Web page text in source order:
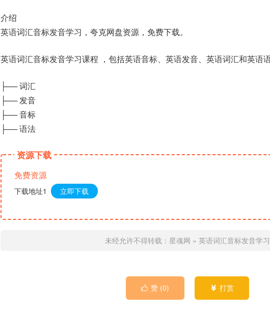
介绍
英语词汇音标发音学习，夸克网盘资源，免费下载。
英语词汇音标发音学习课程 ，包括英语音标、英语发音、英语词汇和英语
├── 词汇
├── 发音
├── 音标
├── 语法
资源下载
免费资源
下载地址1 立即下载
未经允许不得转载： 星魂网 » 英语词汇音标发音学习
 赞 (0)  打赏